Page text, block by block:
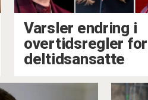
Varsler endring i
overtidsregler for
deltidsansatte